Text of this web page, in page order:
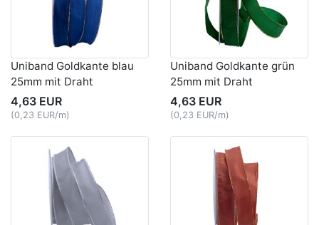
Uniband Goldkante blau
25mm mit Draht
4,63 EUR
(0,23 EUR/m)
Uniband Goldkante grün
25mm mit Draht
4,63 EUR
(0,23 EUR/m)